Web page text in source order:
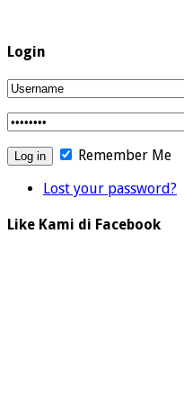
Login
Remember Me
Lost your password?
Like Kami di Facebook